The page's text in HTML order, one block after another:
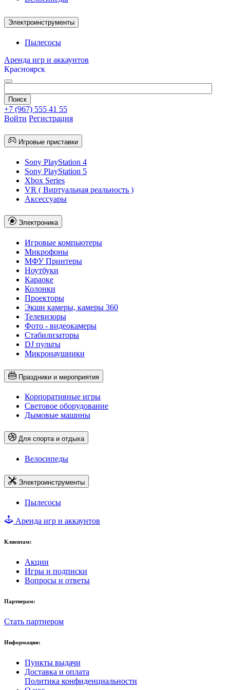
Электроинструменты
Пылесосы
Аренда игр и аккаунтов
Красноярск
+7 (967) 555 41 55
Войти Регистрация
Игровые приставки
Sony PlayStation 4
Sony PlayStation 5
Xbox Series
VR ( Виртуальная реальность )
Аксессуары
Электроника
Игровые компьютеры
Микрофоны
МФУ Принтеры
Ноутбуки
Караоке
Колонки
Проекторы
Экшн камеры, камеры 360
Телевизоры
Фото - видеокамеры
Стабилизаторы
DJ пульты
Микронаушники
Праздники и мероприятия
Корпоративные игры
Световое оборудование
Дымовые машины
Для спорта и отдыха
Велосипеды
Электроинструменты
Пылесосы
Аренда игр и аккаунтов
Клиентам:
Акции
Игры и подписки
Вопросы и ответы
Партнерам:
Стать партнером
Информация:
Пункты выдачи
Доставка и оплата
Политика конфиденциальности